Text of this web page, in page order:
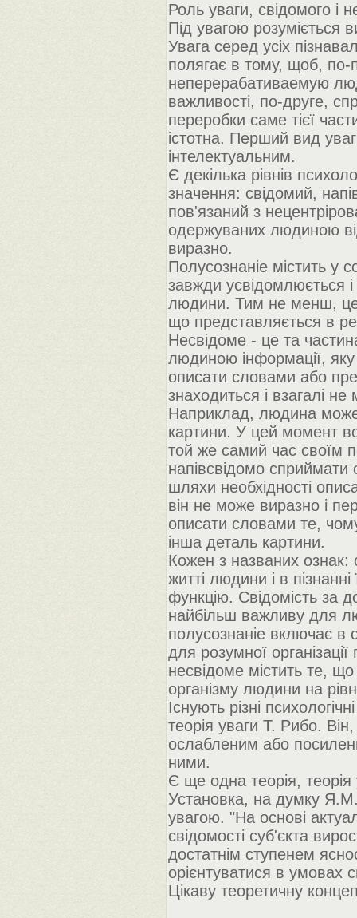
Роль уваги, свідомого і
Під увагою розуміється
Увага серед усіх
полягає в тому, щоб, по-
неперерабативаемую
важливості, по-друге,
переробки саме тієї
істотна. Перший вид
інтелектуальним.
Є декілька рівнів
значення: свідомий,
пов'язаний з
одержуваних людиною
виразно.
Полусознаніе містить у
завжди усвідомлюється
людини. Тим не менш, це
що представляється в
Несвідоме - це та
людиною інформації,
описати словами або
знаходиться і взагалі
Наприклад, людина може
картини. У цей момент
той же самий час своїм
напівсвідомо
шляхи необхідності
він не може виразно і
описати словами те,
інша деталь картини.
Кожен з названих ознак:
житті людини і в
функцію. Свідомість за
найбільш важливу для
полусознаніе включає
для розумної
несвідоме містить те,
організму людини на
Існують різні
теорія уваги Т. Рибо.
ослабленим або
ними.
Є ще одна теорія,
Установка, на думку
увагою. "На основі
свідомості суб'єкта
достатнім ступенем
орієнтуватися в умовах
Цікаву теоретичну